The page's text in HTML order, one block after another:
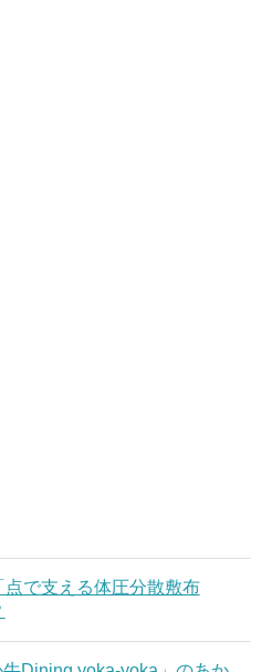
で支える体圧分散敷布